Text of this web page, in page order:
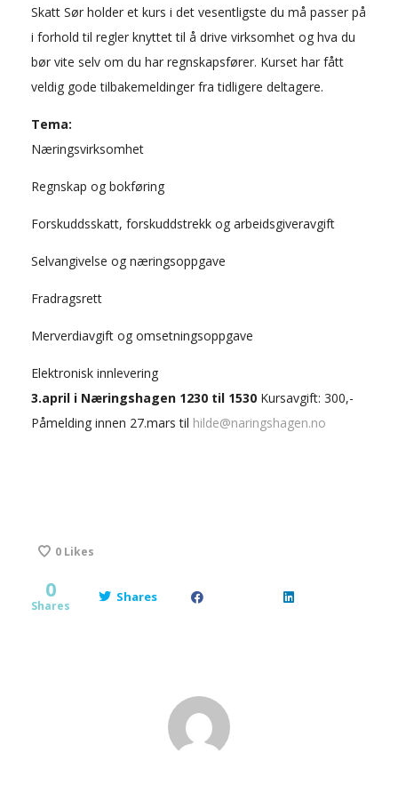
Skatt Sør holder et kurs i det vesentligste du må passer på
i forhold til regler knyttet til å drive virksomhet og hva du
bør vite selv om du har regnskapsfører. Kurset har fått
veldig gode tilbakemeldinger fra tidligere deltagere.
Tema:
Næringsvirksomhet
Regnskap og bokføring
Forskuddsskatt, forskuddstrekk og arbeidsgiveravgift
Selvangivelse og næringsoppgave
Fradragsrett
Merverdiavgift og omsetningsoppgave
Elektronisk innlevering
3.april i Næringshagen 1230 til 1530 Kursavgift: 300,-
Påmelding innen 27.mars til hilde@naringshagen.no
0 Likes
0
Shares
Shares